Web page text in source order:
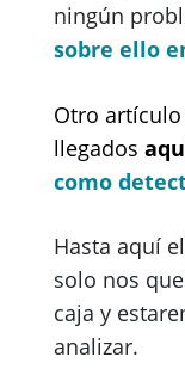
ningún
sobre ello
Otro
llegados
como
Hasta aquí
solo nos
caja y
analizar.